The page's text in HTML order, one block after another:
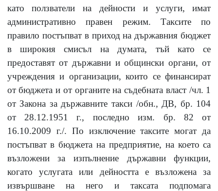
като ползватели на дейности и услуги, имат
административно правен режим. Таксите по
правило постъпват в приход на държавния бюджет
в широкия смисъл на думата, тъй като се
предоставят от държавни и общински органи, от
учреждения и организации, които се финансират
от бюджета и от органите на съдебната власт /чл. 1
от Закона за държавните такси /обн., ДВ, бр. 104
от 28.12.1951 г., последно изм. бр. 82 от
16.10.2009 г./. По изключение таксите могат да
постъпват в бюджета на предприятие, на което са
възложени за изпълнение държавни функции,
когато услугата или дейността е възложена за
извършване на него и таксата подпомага